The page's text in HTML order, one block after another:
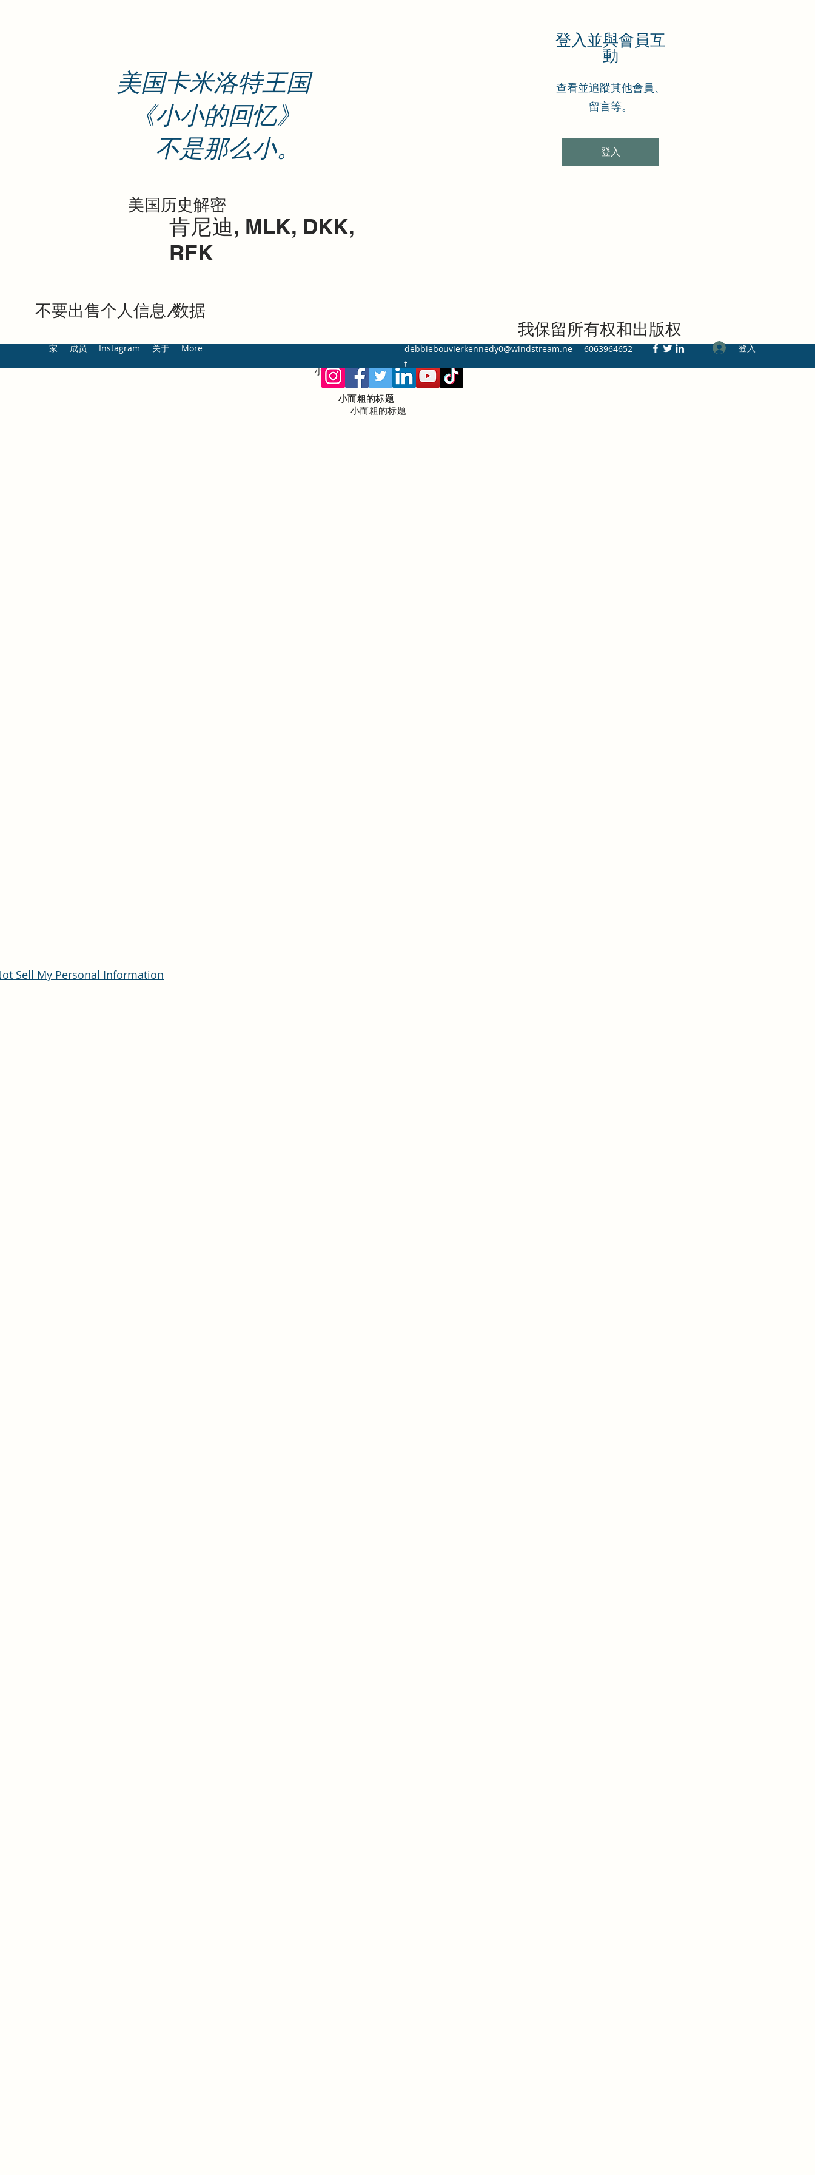
美国卡米洛特王国
《小小的回忆》
不是那么小。
肯尼迪, MLK, DKK,
RFK
美国历史解密
登入並與會員互
動
查看並追蹤其他會員、
留言等。
登入
家 成员 Instagram 关于 More
debbiebouvierkennedy0@windstream.ne
t
6063964652 登入
不要出售个人信息/数据
我保留所有权和出版权
小而粗的标题
小而粗的标题
小而粗的标题
小而粗的标题
Sell My Personal Information